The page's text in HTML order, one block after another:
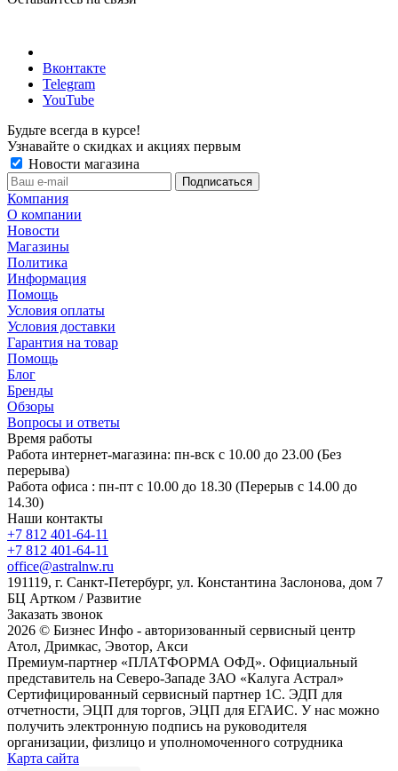
Вконтакте
Telegram
YouTube
Будьте всегда в курсе!
Узнавайте о скидках и акциях первым
Новости магазина
Компания
О компании
Новости
Магазины
Политика
Информация
Помощь
Условия оплаты
Условия доставки
Гарантия на товар
Помощь
Блог
Бренды
Обзоры
Вопросы и ответы
Время работы
Работа интернет-магазина: пн-вск с 10.00 до 23.00 (Без
перерыва)
Работа офиса : пн-пт с 10.00 до 18.30 (Перерыв с 14.00 до
14.30)
Наши контакты
+7 812 401-64-11
+7 812 401-64-11
office@astralnw.ru
191119, г. Санкт-Петербург, ул. Константина Заслонова, дом 7
БЦ Артком / Развитие
Заказать звонок
2026 © Бизнес Инфо - авторизованный сервисный центр
Атол, Дримкас, Эвотор, Акси
Премиум-партнер «ПЛАТФОРМА ОФД». Официальный
представитель на Северо-Западе ЗАО «Калуга Астрал»
Сертифицированный сервисный партнер 1C. ЭДП для
отчетности, ЭЦП для торгов, ЭЦП для ЕГАИС. У нас можно
получить электронную подпись на руководителя
организации, физлицо и уполномоченного сотрудника
Карта сайта